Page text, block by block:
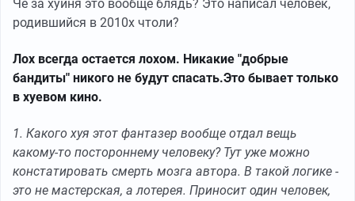
Че за хуйня это вообще блядь? Это написал человек,
родившийся в 2010х чтоли?
Лох всегда остается лохом. Никакие "добрые
бандиты" никого не будут спасать.Это бывает только
в хуевом кино.
1. Какого хуя этот фантазер вообще отдал вещь
какому-то постороннему человеку? Тут уже можно
констатировать смерть мозга автора. В такой логике -
это не мастерская, а лотерея. Приносит один человек,